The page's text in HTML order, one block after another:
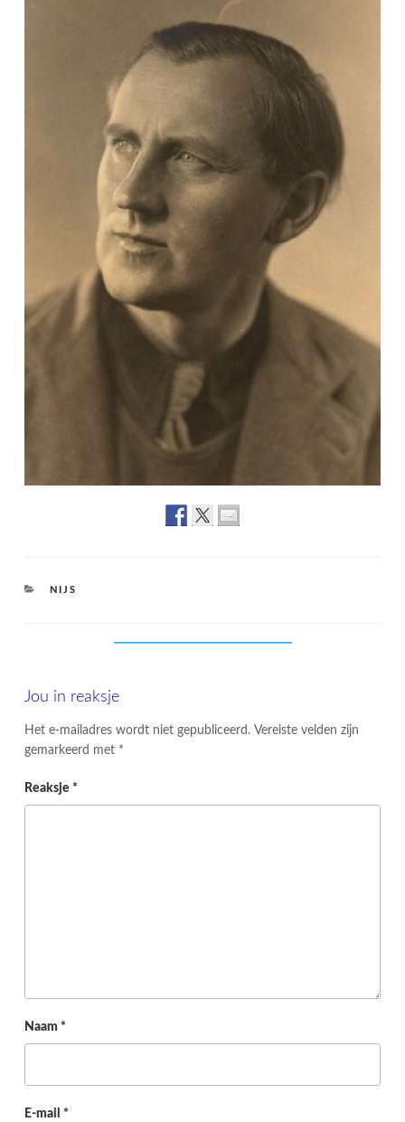
CATEGORIES
NIJS
Jou in reaksje
Het e-mailadres wordt niet gepubliceerd. Vereiste velden zijn
gemarkeerd met *
Reaksje *
Naam *
E-mail *